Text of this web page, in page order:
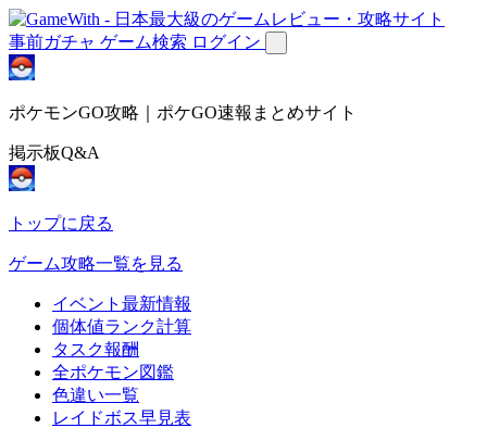
事前ガチャ ゲーム検索 ログイン
ポケモンGO攻略｜ポケGO速報まとめサイト
掲示板Q&A
トップに戻る
ゲーム攻略一覧を見る
イベント最新情報
個体値ランク計算
タスク報酬
全ポケモン図鑑
色違い一覧
レイドボス早見表